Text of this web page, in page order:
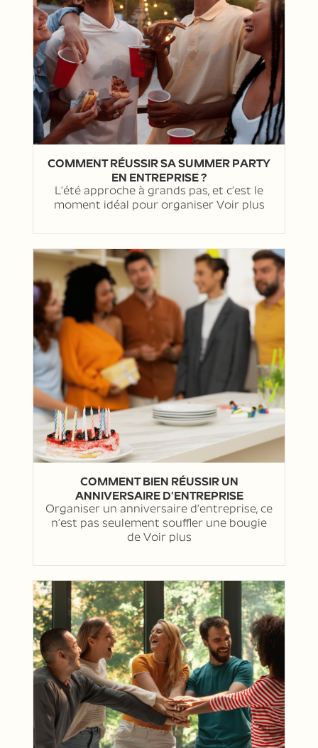
COMMENT RÉUSSIR SA SUMMER PARTY
EN ENTREPRISE ?
L’été approche à grands pas, et c’est le
moment idéal pour organiserVoir plus
COMMENT BIEN RÉUSSIR UN
ANNIVERSAIRE D’ENTREPRISE
Organiser un anniversaire d’entreprise, ce
n’est pas seulement souffler une bougie
deVoir plus